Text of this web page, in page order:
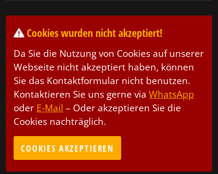
Cookies wurden nicht akzeptiert!
Da Sie die Nutzung von Cookies auf unserer
Webseite nicht akzeptiert haben, können
Sie das Kontaktformular nicht benutzen.
Kontaktieren Sie uns gerne via WhatsApp
oder E-Mail – Oder akzeptieren Sie die
Cookies nachträglich.
COOKIES AKZEPTIEREN